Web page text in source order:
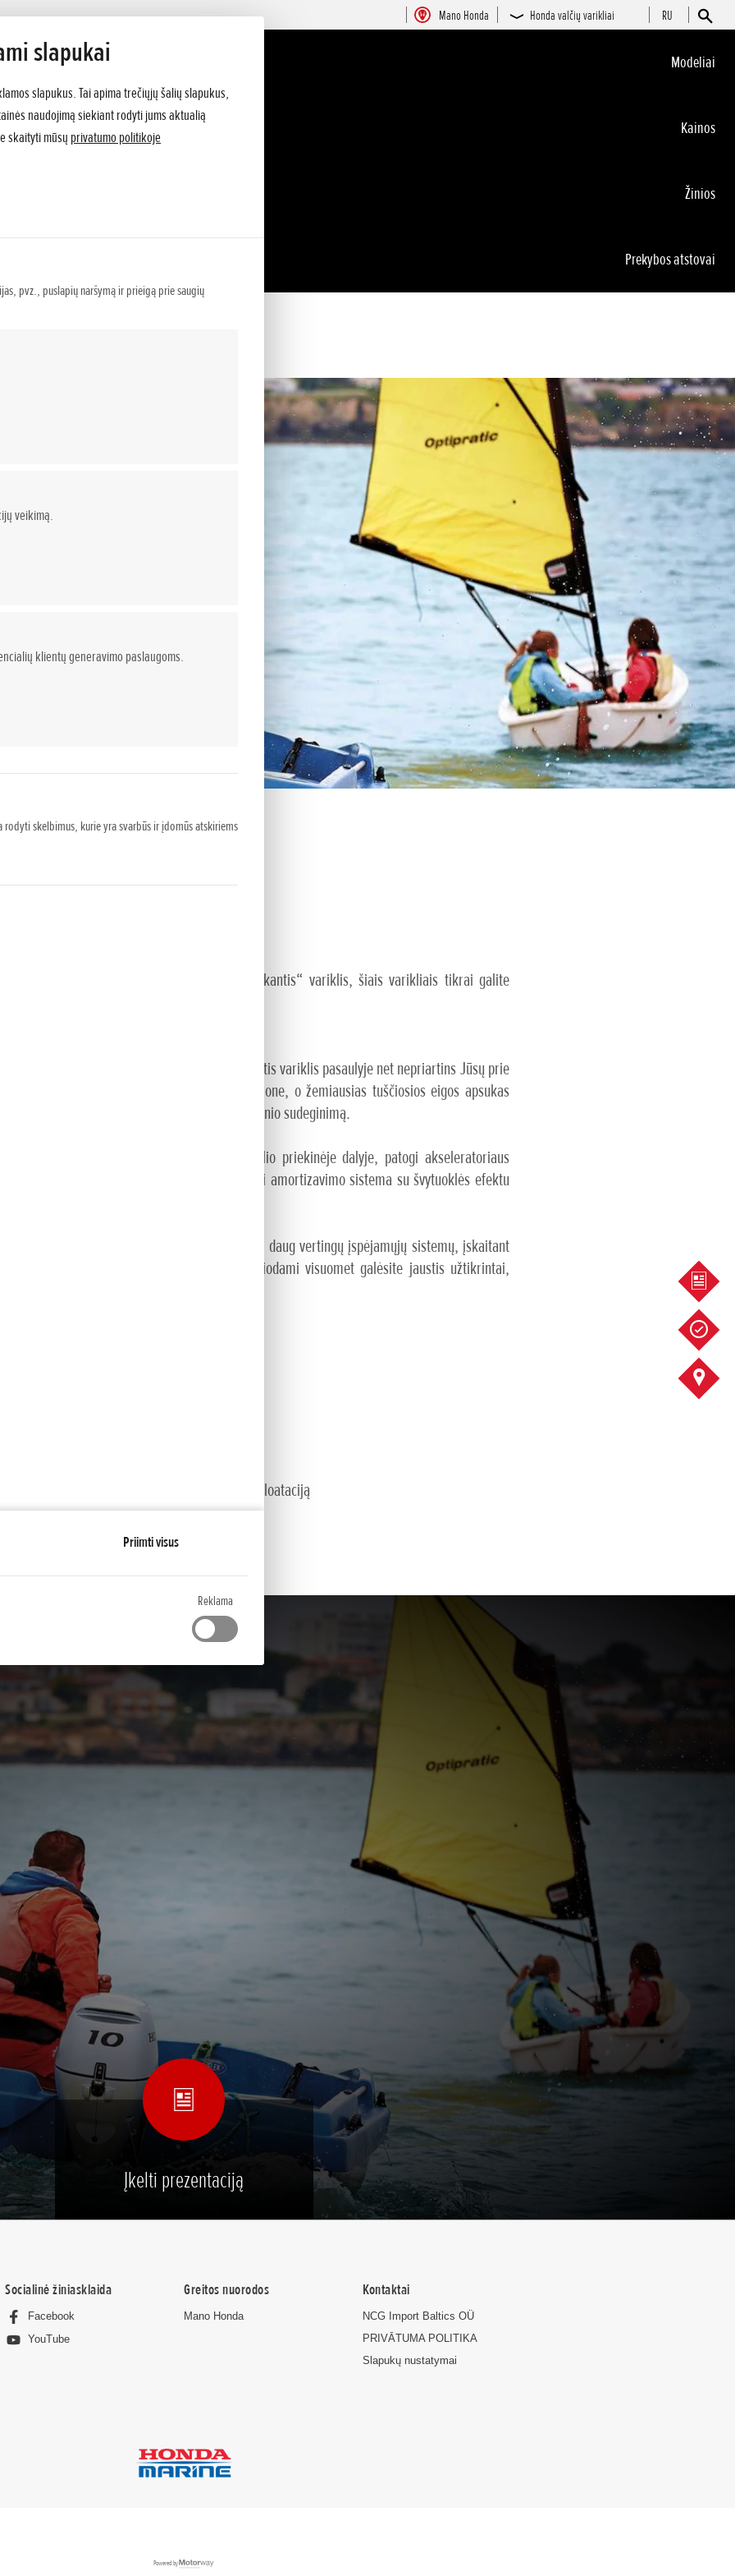
slapukai
slapukus. Tai apima trečiųjų šalių slapukus,
naudojimą siekiant rodyti jums aktualią
skaityti mūsų privatumo politikoje
pvz., puslapių naršymą ir prieigą prie saugių
veikimą.
klientų generavimo paslaugoms.
skelbimus, kurie yra svarbūs ir įdomūs atskiriems
Priimti visus
Reklama
Mano Honda Honda valčių varikliai RU
Modeliai
Kainos
Žinios
Prekybos atstovai
reikalingas kiek įmanoma labiau „prisitaikantis“ variklis, šiais varikliais tikrai galite
ir pats lengviausias – joks kitas 10AG keturtaktis variklis pasaulyje net nepriartins Jūsų prie
pagreitėjimu visame apsukų diapazone, o žemiausias tuščiosios eigos apsukas
sistema užtikrina optimalų degiojo mišinio sudeginimą.
yra įrengta didelė pavarų perjungimo svirtis variklio priekinėje dalyje, patogi akseleratoriaus
leidžia labai lengvai valdyti variklį. O unikali amortizavimo sistema su švytuoklės efektu
ypač kai esate toli nuo kranto. BF10 turi daug vertingų įspėjamųjų sistemų, įskaitant
maksimalių apsukų apribojimą. Todėl plaukiodami visuomet galėsite jaustis užtikrintai,
kontrolės sistema, garantuojanti saugią eksploataciją
variklio eksploatavimo laiką
Įkelti prezentaciją
Socialinė žiniasklaida
Facebook
YouTube
Greitos nuorodos
Mano Honda
Kontaktai
NCG Import Baltics OÜ
PRIVĀTUMA POLITIKA
Slapukų nustatymai
Powered by